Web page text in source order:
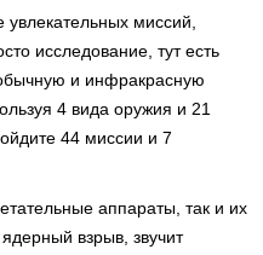
миссий,
исследование, тут есть
и инфракрасную
4 вида оружия и 21
44 миссии и 7
аппараты, так и их
взрыв, звучит